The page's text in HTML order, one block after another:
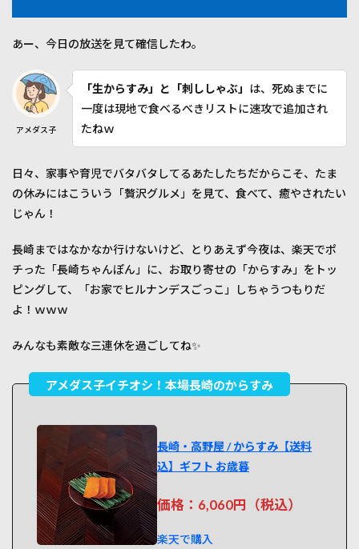
あー、今日の放送を見て確信したわ。
アメダス子
「生からすみ」と「刺ししゃぶ」 は、死ぬまでに
一度は現地で食べるべきリストに速攻で追加され
たねｗ
日々、家事や育児でバタバタしてるあたしたちだからこそ、たま
の休みにはこういう「贅沢グルメ」を見て、食べて、癒やされたい
じゃん！
長崎まではなかなか行けないけど、とりあえず今夜は、楽天でポ
チった「長崎ちゃんぽん」に、お取り寄せの「からすみ」をトッ
ピングして、「お家でヒルナンデスごっこ」しちゃうつもりだ
よ！ｗｗｗ
みんなも素敵な三連休を過ごしてね✨
長崎・高野屋 / からすみ【送料
込】ギフト お歳暮
価格：6,060円（税込）
楽天で購入